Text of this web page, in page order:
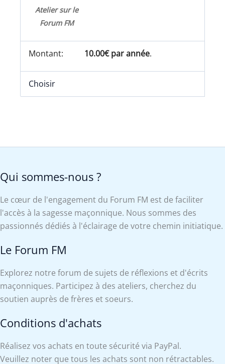
Atelier sur le
Forum FM
10.00€ par année.
Choisir
Qui sommes-nous ?
Le cœur de l'engagement du Forum FM est de faciliter
l'accès à la sagesse maçonnique. Nous sommes des
passionnés dédiés à l'éclairage de votre chemin initiatique.
Le Forum FM
Explorez notre forum de sujets de réflexions et d'écrits
maçonniques. Participez à des ateliers, cherchez du
soutien auprès de frères et soeurs.
Conditions d'achats
Réalisez vos achats en toute sécurité via PayPal.
Veuillez noter que tous les achats sont non rétractables.